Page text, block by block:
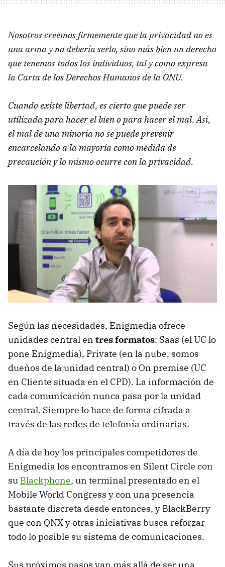
Nosotros creemos firmemente que la privacidad no es
una arma y no debería serlo, sino más bien un derecho
que tenemos todos los individuos, tal y como expresa
la Carta de los Derechos Humanos de la ONU.
Cuando existe libertad, es cierto que puede ser
utilizada para hacer el bien o para hacer el mal. Así,
el mal de una minoría no se puede prevenir
encarcelando a la mayoría como medida de
precaución y lo mismo ocurre con la privacidad.
Según las necesidades, Enigmedia ofrece
unidades central en tres formatos: Saas (el UC lo
pone Enigmedia), Private (en la nube, somos
dueños de la unidad central) o On premise (UC
en Cliente situada en el CPD). La información de
cada comunicación nunca pasa por la unidad
central. Siempre lo hace de forma cifrada a
través de las redes de telefonía ordinarias.
A día de hoy los principales competidores de
Enigmedia los encontramos en Silent Circle con
su Blackphone, un terminal presentado en el
Mobile World Congress y con una presencia
bastante discreta desde entonces, y BlackBerry
que con QNX y otras iniciativas busca reforzar
todo lo posible su sistema de comunicaciones.